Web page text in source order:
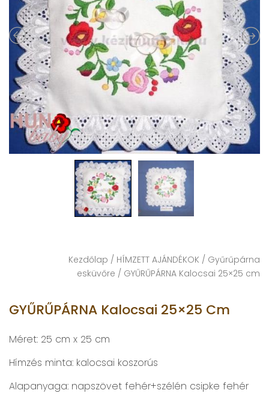
Kezdőlap / HÍMZETT AJÁNDÉKOK / Gyűrűpárna
esküvőre / GYŰRŰPÁRNA Kalocsai 25×25 cm
GYŰRŰPÁRNA Kalocsai 25×25 Cm
Méret: 25 cm x 25 cm
Hímzés minta: kalocsai koszorús
Alapanyaga: napszövet fehér+szélén csipke fehér